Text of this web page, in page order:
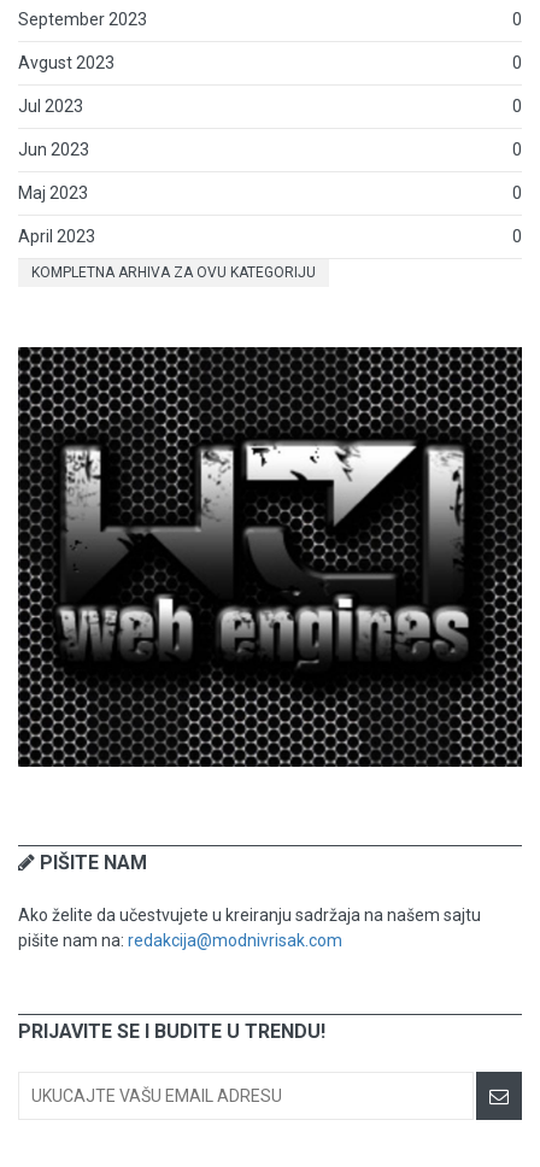
September 2023 0
Avgust 2023 0
Jul 2023 0
Jun 2023 0
Maj 2023 0
April 2023 0
KOMPLETNA ARHIVA ZA OVU KATEGORIJU
PIŠITE NAM
Ako želite da učestvujete u kreiranju sadržaja na našem sajtu
pišite nam na: redakcija@modnivrisak.com
PRIJAVITE SE I BUDITE U TRENDU!